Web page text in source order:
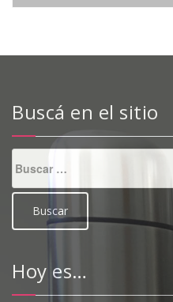
Buscá en el sitio
Hoy es…